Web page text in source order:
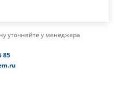
уточняйте у менеджера
85